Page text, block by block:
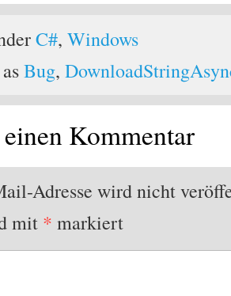
C#,Windows
asBug,
Kommentar
Adresse wird nicht
mit * markiert